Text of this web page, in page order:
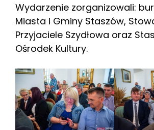
Wydarzenie zorganizowali:
Miasta i Gminy Staszów,
Przyjaciele Szydłowa oraz
Ośrodek Kultury.